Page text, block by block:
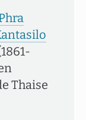
Thaise